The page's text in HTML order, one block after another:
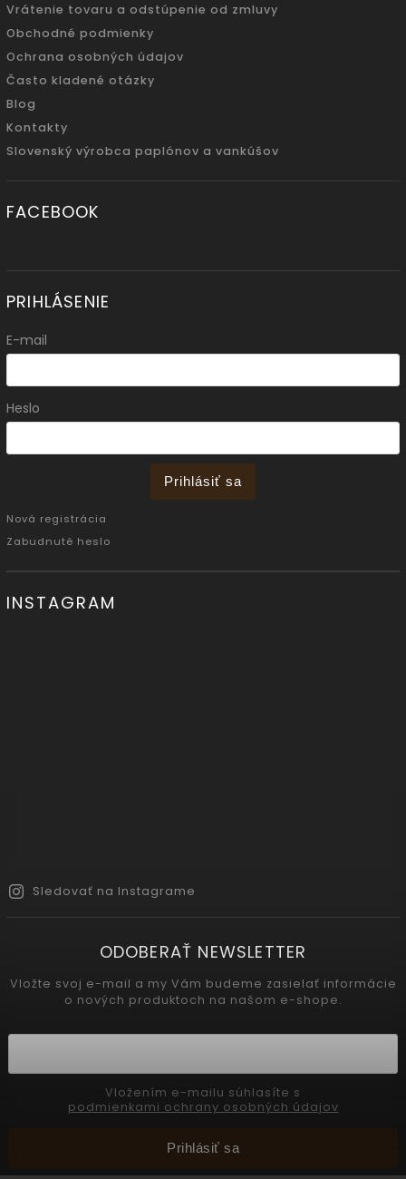
Vrátenie tovaru a odstúpenie od zmluvy
Obchodné podmienky
Ochrana osobných údajov
Často kladené otázky
Blog
Kontakty
Slovenský výrobca paplónov a vankúšov
FACEBOOK
PRIHLÁSENIE
E-mail
Heslo
Prihlásiť sa
Nová registrácia
Zabudnuté heslo
INSTAGRAM
Sledovať na Instagrame
ODOBERAŤ NEWSLETTER
Vložte svoj e-mail a my Vám budeme zasielať informácie
o nových produktoch na našom e-shope.
podmienkami ochrany osobných údajov
Prihlásiť sa